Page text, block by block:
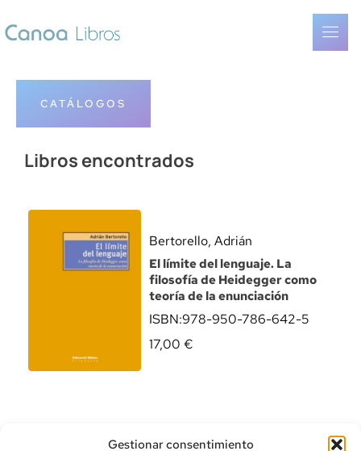
Gestionar consentimiento
CATÁLOGOS
Libros encontrados
Bertorello, Adrián
El límite del lenguaje. La
filosofía de Heidegger como
teoría de la enunciación
ISBN:978-950-786-642-5
17,00 €